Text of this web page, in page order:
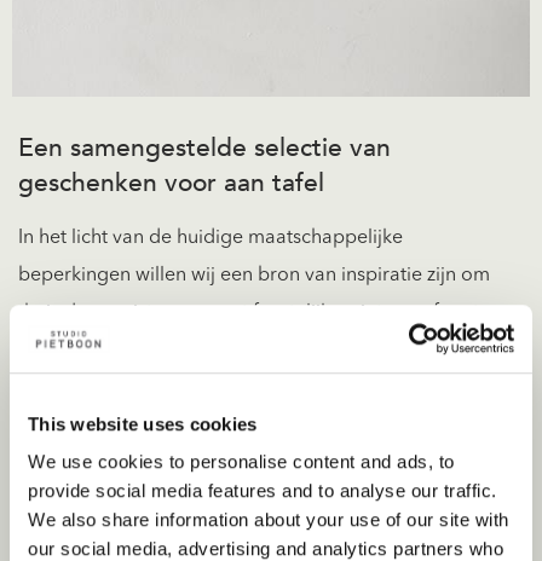
This website uses cookies
We use cookies to personalise content and ads, to
provide social media features and to analyse our traffic.
We also share information about your use of our site with
our social media, advertising and analytics partners who
Een samengestelde selectie van
geschenken voor aan tafel
In het licht van de huidige maatschappelijke
beperkingen willen wij een bron van inspiratie zijn om
creëren. Onze onderscheidende collectie glaswerk
wijnglazen) die een prachtige aanvulling vormen op
het design van de BASE servies- en besteklijn van Piet
Boon by Serax. Samen vormen ze de basis voor de
perfecte tafelschikking bij elke gelegenheid. Met hun